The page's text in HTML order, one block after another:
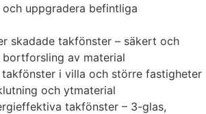
uppgradera befintliga
skadade takfönster – säkert och
av material
i villa och större fastigheter
och ytmaterial
takfönster – 3-glas,